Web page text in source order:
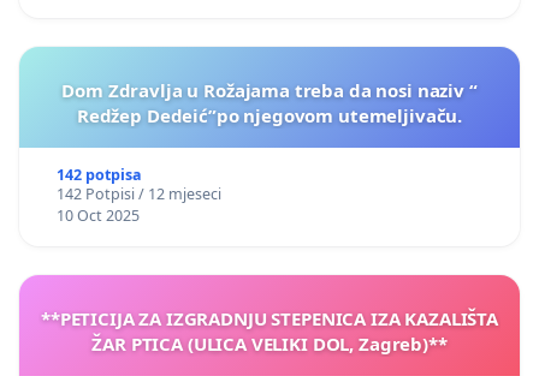
Dom Zdravlja u Rožajama treba da nosi naziv “
Redžep Dedeić”po njegovom utemeljivaču.
142 potpisa
142 Potpisi / 12 mjeseci
10 Oct 2025
**PETICIJA ZA IZGRADNJU STEPENICA IZA KAZALIŠTA
ŽAR PTICA (ULICA VELIKI DOL, Zagreb)**